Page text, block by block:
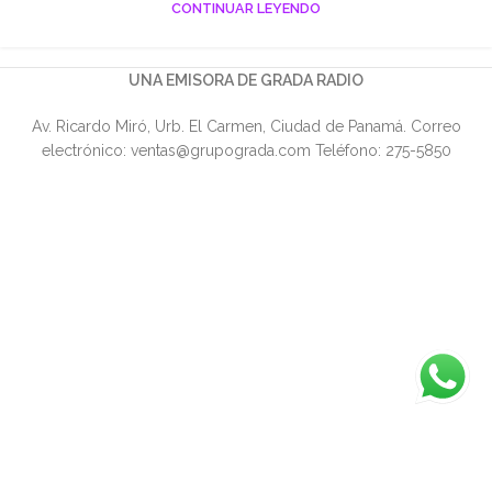
CONTINUAR LEYENDO
UNA EMISORA DE GRADA RADIO
Av. Ricardo Miró, Urb. El Carmen, Ciudad de Panamá. Correo
electrónico: ventas@grupograda.com Teléfono: 275-5850